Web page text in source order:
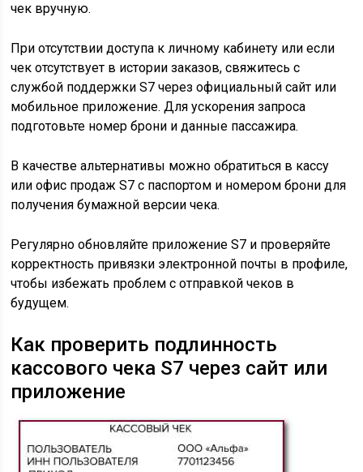
чек вручную.
При отсутствии доступа к личному кабинету или если
чек отсутствует в истории заказов, свяжитесь с
службой поддержки S7 через официальный сайт или
мобильное приложение. Для ускорения запроса
подготовьте номер брони и данные пассажира.
В качестве альтернативы можно обратиться в кассу
или офис продаж S7 с паспортом и номером брони для
получения бумажной версии чека.
Регулярно обновляйте приложение S7 и проверяйте
корректность привязки электронной почты в профиле,
чтобы избежать проблем с отправкой чеков в
будущем.
Как проверить подлинность
кассового чека S7 через сайт или
приложение